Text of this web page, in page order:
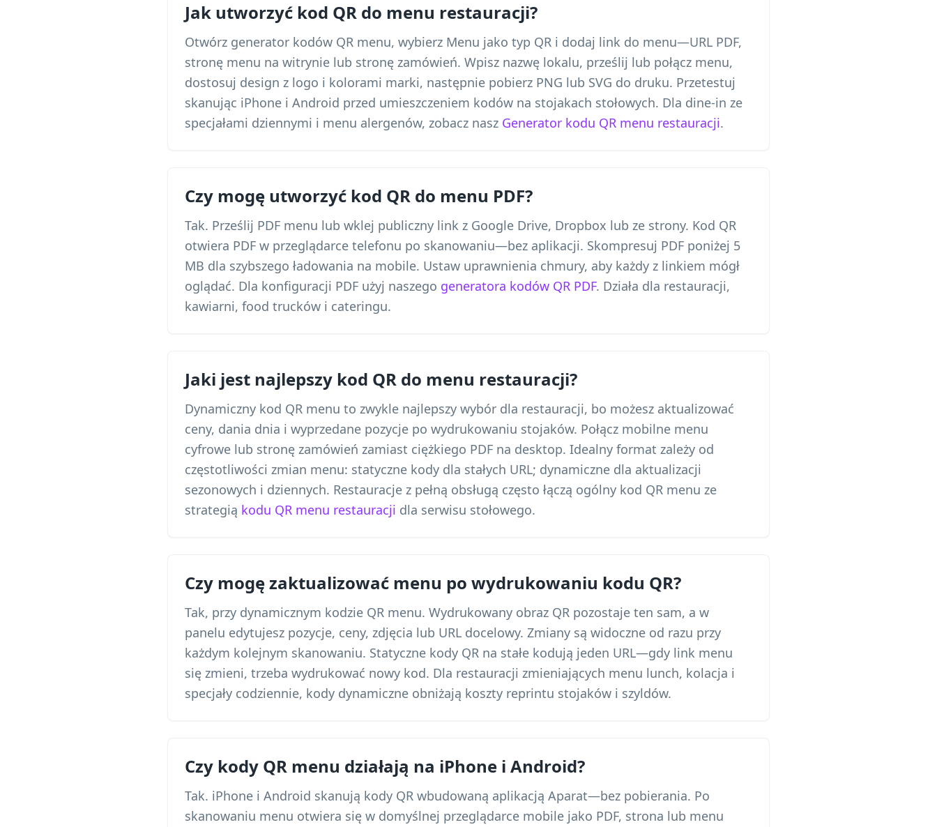
Jak utworzyć kod QR do menu restauracji?
Otwórz generator kodów QR menu, wybierz Menu jako typ QR i dodaj link do menu—URL PDF,
stronę menu na witrynie lub stronę zamówień. Wpisz nazwę lokalu, prześlij lub połącz menu,
dostosuj design z logo i kolorami marki, następnie pobierz PNG lub SVG do druku. Przetestuj
skanując iPhone i Android przed umieszczeniem kodów na stojakach stołowych. Dla dine-in ze
specjałami dziennymi i menu alergenów, zobacz nasz Generator kodu QR menu restauracji.
Czy mogę utworzyć kod QR do menu PDF?
Tak. Prześlij PDF menu lub wklej publiczny link z Google Drive, Dropbox lub ze strony. Kod QR
otwiera PDF w przeglądarce telefonu po skanowaniu—bez aplikacji. Skompresuj PDF poniżej 5
MB dla szybszego ładowania na mobile. Ustaw uprawnienia chmury, aby każdy z linkiem mógł
oglądać. Dla konfiguracji PDF użyj naszego generatora kodów QR PDF. Działa dla restauracji,
kawiarni, food trucków i cateringu.
Jaki jest najlepszy kod QR do menu restauracji?
Dynamiczny kod QR menu to zwykle najlepszy wybór dla restauracji, bo możesz aktualizować
ceny, dania dnia i wyprzedane pozycje po wydrukowaniu stojaków. Połącz mobilne menu
cyfrowe lub stronę zamówień zamiast ciężkiego PDF na desktop. Idealny format zależy od
częstotliwości zmian menu: statyczne kody dla stałych URL; dynamiczne dla aktualizacji
sezonowych i dziennych. Restauracje z pełną obsługą często łączą ogólny kod QR menu ze
strategią kodu QR menu restauracji dla serwisu stołowego.
Czy mogę zaktualizować menu po wydrukowaniu kodu QR?
Tak, przy dynamicznym kodzie QR menu. Wydrukowany obraz QR pozostaje ten sam, a w
panelu edytujesz pozycje, ceny, zdjęcia lub URL docelowy. Zmiany są widoczne od razu przy
każdym kolejnym skanowaniu. Statyczne kody QR na stałe kodują jeden URL—gdy link menu
się zmieni, trzeba wydrukować nowy kod. Dla restauracji zmieniających menu lunch, kolacja i
specjały codziennie, kody dynamiczne obniżają koszty reprintu stojaków i szyldów.
Czy kody QR menu działają na iPhone i Android?
Tak. iPhone i Android skanują kody QR wbudowaną aplikacją Aparat—bez pobierania. Po
skanowaniu menu otwiera się w domyślnej przeglądarce mobile jako PDF, strona lub menu